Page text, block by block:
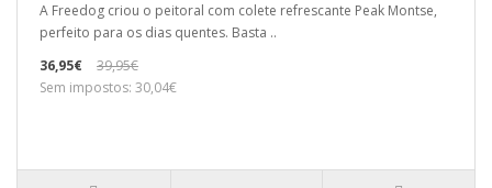
A Freedog criou o peitoral com colete refrescante Peak Montse,
perfeito para os dias quentes. Basta ..
36,95€
39,95€
Sem impostos: 30,04€